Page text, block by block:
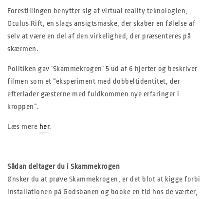
Forestillingen benytter sig af virtual reality teknologien,
Oculus Rift, en slags ansigtsmaske, der skaber en følelse af
selv at være en del af den virkelighed, der præsenteres på
skærmen.
Politiken gav ‘Skammekrogen’ 5 ud af 6 hjerter og beskriver
filmen som et “eksperiment med dobbeltidentitet, der
efterlader gæsterne med fuldkommen nye erfaringer i
kroppen”.
Læs mere her.
Sådan deltager du i Skammekrogen
Ønsker du at prøve Skammekrogen, er det blot at kigge forbi
installationen på Godsbanen og booke en tid hos de værter,